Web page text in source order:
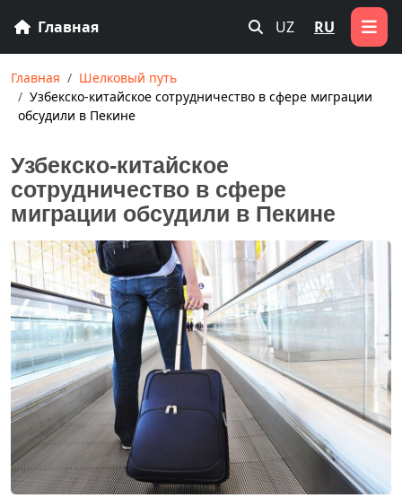
Главная UZ RU
Главная
Шелковый путь
Узбекско-китайское сотрудничество в сфере миграции
обсудили в Пекине
Узбекско-китайское
сотрудничество в сфере
миграции обсудили в Пекине